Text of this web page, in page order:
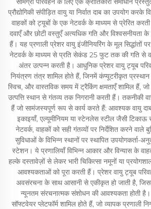
प्रौद्योगिकी संपीड़ित वायु या निर्वात दाब का उपयोग
वाहकों को ट्यूबों के एक नेटवर्क के माध्यम से प्रेरित
दवाएँ और छोटी वस्तुएँ अत्यधिक गति और विश्वसनीयता
हैं। यह प्रणाली प्रेशर वायु इंजीनियरिंग के मूल सिद्धांतों
नेटवर्क के माध्यम से प्रति सेकंड 25 फुट तक की गति से
अंतर उत्पन्न करती है। आधुनिक प्रेशर वायु ट्यूब
नियंत्रण तंत्र शामिल होते हैं, जिनमें कंप्यूटरीकृत
स्विच, और वास्तविक समय में ट्रैकिंग क्षमताएँ शामिल हैं,
उत्पत्ति स्थान से गंतव्य तक निगरानी करती हैं। तकनीकी
हैं जो सामंजस्यपूर्ण रूप से कार्य करते हैं: आवश्यक वायु
इकाइयाँ, एल्यूमीनियम या स्टेनलेस स्टील जैसी टिकाऊ
नेटवर्क, वाहकों को सही गंतव्यों पर निर्देशित करने वाले
सुविधाओं के विभिन्न स्थानों पर स्थापित
स्टेशन। ये प्रणालियाँ विभिन्न आकार और विन्यास के
हल्के दस्तावेज़ों से लेकर भारी चिकित्सा नमूनों या
आवश्यकताओं को पूरा करती हैं। प्रेशर वायु ट्यूब
अवसंरचना के साथ आसानी से एकीकृत हो जाती है,
न्यूनतम संरचनात्मक संशोधन की आवश्यकता होती
सॉफ्टवेयर प्लेटफॉर्म शामिल होते हैं, जो व्यापक प्रणाली